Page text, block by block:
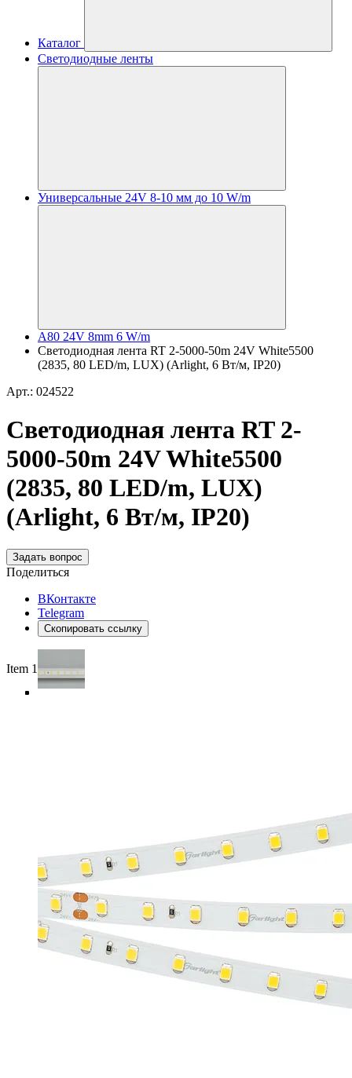
Каталог
Светодиодные ленты
Универсальные 24V 8-10 мм до 10 W/m
A80 24V 8mm 6 W/m
Светодиодная лента RT 2-5000-50m 24V White5500
(2835, 80 LED/m, LUX) (Arlight, 6 Вт/м, IP20)
Арт.: 024522
Светодиодная лента RT 2-
5000-50m 24V White5500
(2835, 80 LED/m, LUX)
(Arlight, 6 Вт/м, IP20)
Задать вопрос
Поделиться
ВКонтакте
Telegram
Скопировать ссылку
Item 1 of 5